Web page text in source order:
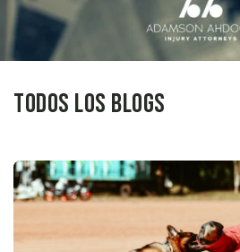
Todos los blogs